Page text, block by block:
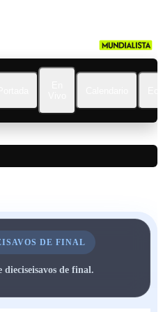
DE FINAL
de final.